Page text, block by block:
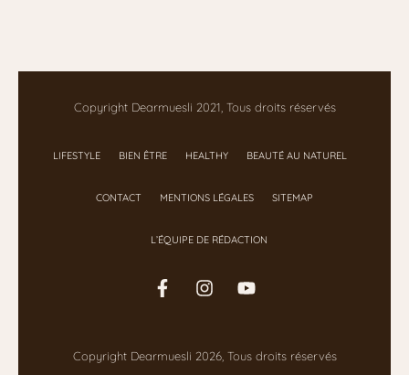
Copyright Dearmuesli 2021, Tous droits réservés
LIFESTYLE BIEN ÊTRE HEALTHY BEAUTÉ AU NATUREL
CONTACT MENTIONS LÉGALES SITEMAP
L’ÉQUIPE DE RÉDACTION
Copyright Dearmuesli 2026, Tous droits réservés